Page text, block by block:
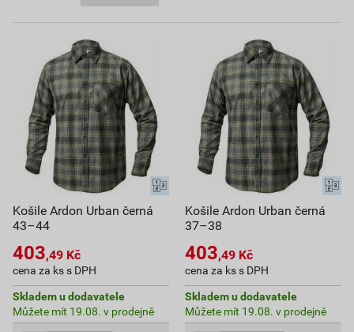
Košile Ardon Urban černá
43–44
403,49 Kč
cena za ks s DPH
Skladem u dodavatele
Můžete mít 19.08. v prodejně
Košile Ardon Urban černá
37–38
403,49 Kč
cena za ks s DPH
Skladem u dodavatele
Můžete mít 19.08. v prodejně